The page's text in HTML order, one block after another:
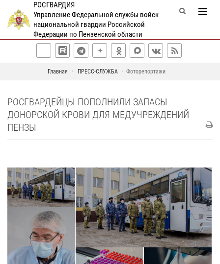
РОСГВАРДИЯ
Управление Федеральной службы войск
национальной гвардии Российской
Федерации по Пензенской области
Главная ПРЕСС-СЛУЖБА Фоторепортажи
РОСГВАРДЕЙЦЫ ПОПОЛНИЛИ ЗАПАСЫ
ДОНОРСКОЙ КРОВИ ДЛЯ МЕДУЧРЕЖДЕНИЙ
ПЕНЗЫ